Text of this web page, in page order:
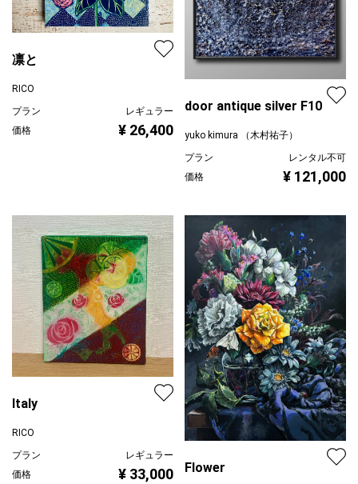
凛と
RICO
プラン
レギュラー
価格
¥ 26,400
door antique silver F10
yuko kimura （木村祐子）
プラン
レンタル不可
価格
¥ 121,000
Italy
RICO
プラン
レギュラー
価格
¥ 33,000 Flower